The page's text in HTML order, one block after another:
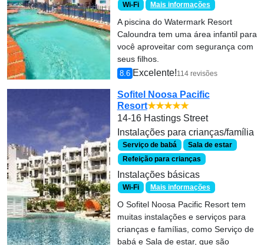
Wi-Fi Mais informações
A piscina do Watermark Resort
Caloundra tem uma área infantil para
você aproveitar com segurança com
seus filhos.
8.6 Excelente!114 revisões
Sofitel Noosa Pacific
Resort★★★★★
14-16 Hastings Street
Instalações para crianças/família
Serviço de babá
Sala de estar
Refeição para crianças
Instalações básicas
Wi-Fi Mais informações
O Sofitel Noosa Pacific Resort tem
muitas instalações e serviços para
crianças e famílias, como Serviço de
babá e Sala de estar, que são